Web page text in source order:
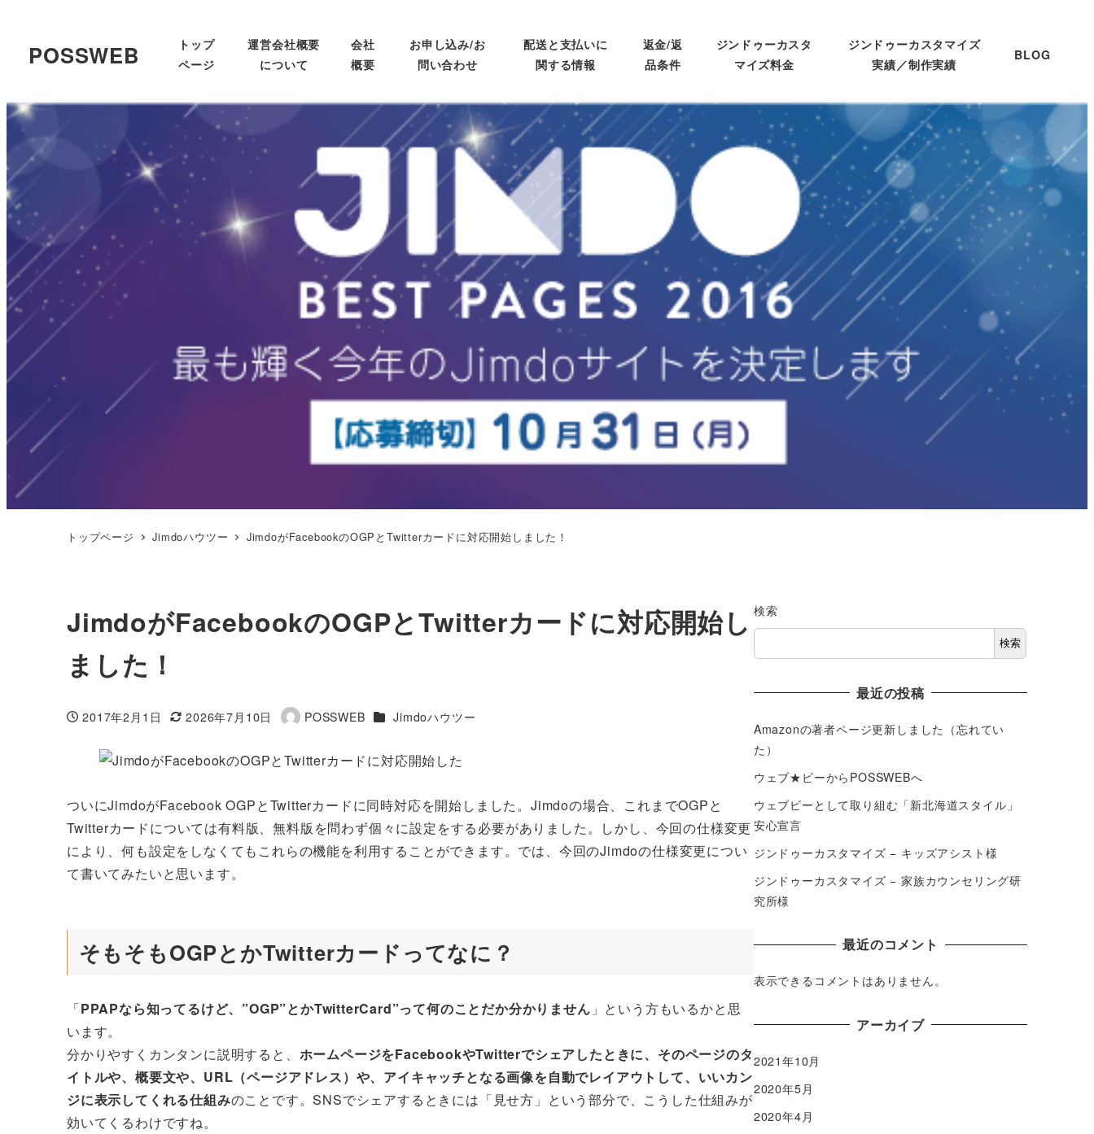
POSSWEB
トップ
ページ
運営会社概要
について
会社
概要
お申し込み/お
問い合わせ
配送と支払いに
関する情報
返金/返
品条件
ジンドゥーカスタ
マイズ料金
ジンドゥーカスタマイズ
実績／制作実績
BLOG
トップページ Jimdoハウツー JimdoがFacebookのOGPとTwitterカードに対応開始しました！
JimdoがFacebookのOGPとTwitterカードに対応開始し
ました！
投稿日
2017年2月1日
更新日
2026年7月10日
著
POSSWEB カテゴリー
Jimdoハウツー
ついにJimdoがFacebook OGPとTwitterカードに同時対応を開始しました。Jimdoの場合、これまでOGPと
Twitterカードについては有料版、無料版を問わず個々に設定をする必要がありました。しかし、今回の仕様変更
により、何も設定をしなくてもこれらの機能を利用することができます。では、今回のJimdoの仕様変更につい
て書いてみたいと思います。
そもそもOGPとかTwitterカードってなに？
「PPAPなら知ってるけど、”OGP”とかTwitterCard”って何のことだか分かりません 」という方もいるかと思
います。
分かりやすくカンタンに説明すると、 ホームページをFacebookやTwitterでシェアしたときに、そのページのタ
イトルや、概要文や、URL（ページアドレス）や、アイキャッチとなる画像を自動でレイアウトして、いいカン
ジに表示してくれる仕組みのことです。SNSでシェアするときには「見せ方」という部分で、こうした仕組みが
効いてくるわけですね。
検索
検索
最近の投稿
Amazonの著者ページ更新しました（忘れてい
た）
ウェブ★ビーからPOSSWEBへ
ウェブビーとして取り組む「新北海道スタイル」
安心宣言
ジンドゥーカスタマイズ − キッズアシスト様
ジンドゥーカスタマイズ − 家族カウンセリング研
究所様
最近のコメント
表示できるコメントはありません。
アーカイブ
2021年10月
2020年5月
2020年4月